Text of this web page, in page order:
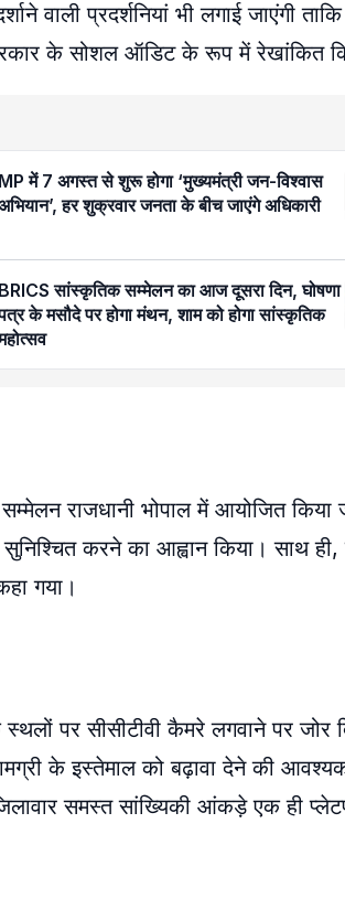
वाली प्रदर्शनियां भी लगाई जाएंगी
के सोशल ऑडिट के रूप में रेखांकित
MP में 7 अगस्त से शुरू होगा ‘मुख्यमंत्री जन-विश्वास
हर शुक्रवार जनता के बीच जाएंगे अधिकारी
BRICS सांस्कृतिक सम्मेलन का आज दूसरा दिन, घोषणा
के मसौदे पर होगा मंथन, शाम को होगा सांस्कृतिक
राजधानी भोपाल में आयोजित किया
करने का आह्वान किया। साथ
गया।
स्थलों पर सीसीटीवी कैमरे लगवाने पर जोर
के इस्तेमाल को बढ़ावा देने की
समस्त सांख्यिकी आंकड़े एक ही